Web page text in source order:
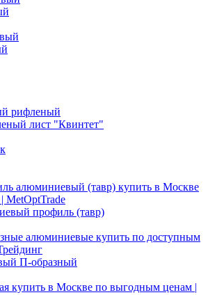
лист "Квинтет"
профиль (тавр)
П-образный